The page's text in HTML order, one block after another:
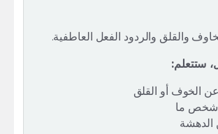
والقلق والردود الفعل العاطفية.
ستتعلم:
عن الخوف أو القلق
شخص ما
الدهشة